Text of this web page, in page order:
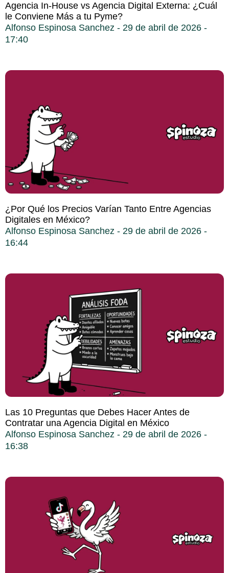
Agencia In-House vs Agencia Digital Externa: ¿Cuál
le Conviene Más a tu Pyme?
Alfonso Espinosa Sanchez
29 de abril de 2026
17:40
¿Por Qué los Precios Varían Tanto Entre Agencias
Digitales en México?
Alfonso Espinosa Sanchez
29 de abril de 2026
16:44
Las 10 Preguntas que Debes Hacer Antes de
Contratar una Agencia Digital en México
Alfonso Espinosa Sanchez
29 de abril de 2026
16:38